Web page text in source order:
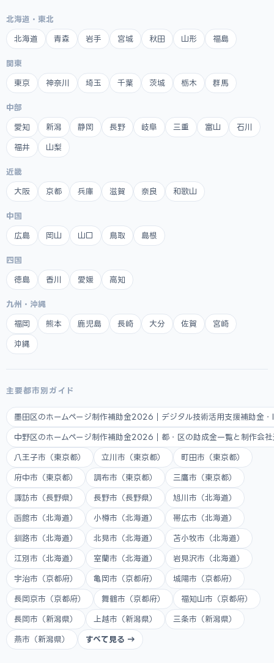
北海道・東北
北海道 青森 岩手 宮城 秋田 山形 福島
関東
東京 神奈川 埼玉 千葉 茨城 栃木 群馬
中部
愛知 新潟 静岡 長野 岐阜 三重 富山 石川
福井 山梨
近畿
大阪 京都 兵庫 滋賀 奈良 和歌山
中国
広島 岡山 山口 鳥取 島根
四国
徳島 香川 愛媛 高知
九州・沖縄
福岡 熊本 鹿児島 長崎 大分 佐賀 宮崎
沖縄
主要都市別ガイド
墨田区のホームページ制作補助金2026｜デジタル技術活用支援補助金
中野区のホームページ制作補助金2026｜都・区の助成金一覧と制作会
八王子市（東京都） 立川市（東京都） 町田市（東京都）
府中市（東京都） 調布市（東京都） 三鷹市（東京都）
諏訪市（長野県） 長野市（長野県） 旭川市（北海道）
函館市（北海道） 小樽市（北海道） 帯広市（北海道）
釧路市（北海道） 北見市（北海道） 苫小牧市（北海道）
江別市（北海道） 室蘭市（北海道） 岩見沢市（北海道）
宇治市（京都府） 亀岡市（京都府） 城陽市（京都府）
長岡京市（京都府） 舞鶴市（京都府） 福知山市（京都府）
長岡市（新潟県） 上越市（新潟県） 三条市（新潟県）
燕市（新潟県） すべて見る →